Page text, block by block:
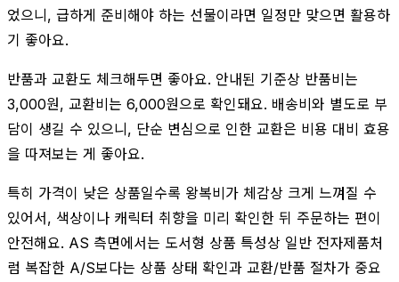
었으니, 급하게 준비해야 하는 선물이라면 일정만 맞으면 활용하
기 좋아요.
반품과 교환도 체크해두면 좋아요. 안내된 기준상 반품비는
3,000원, 교환비는 6,000원으로 확인돼요. 배송비와 별도로 부
담이 생길 수 있으니, 단순 변심으로 인한 교환은 비용 대비 효용
을 따져보는 게 좋아요.
특히 가격이 낮은 상품일수록 왕복비가 체감상 크게 느껴질 수
있어서, 색상이나 캐릭터 취향을 미리 확인한 뒤 주문하는 편이
안전해요. AS 측면에서는 도서형 상품 특성상 일반 전자제품처
럼 복잡한 A/S보다는 상품 상태 확인과 교환/반품 절차가 중요